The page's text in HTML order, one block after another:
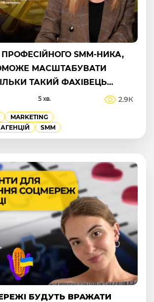
SMM-НИКА,
МАСШТАБУВАТИ
ТАКИЙ ФАХІВЕЦЬ
5 хв. 2.9К
MARKETING
АГЕНЦІЙ
SMM
БУДУТЬ ВРАЖАТИ